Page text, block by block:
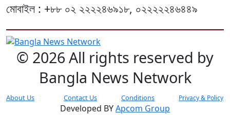
মোবাইল : +৮৮ ০২ ২২২২৪৬৯১৮, ০২২২২২৪৬৪৪৯
© 2026 All rights reserved by
Bangla News Network
About Us Contact Us Conditions Privacy & Policy
Developed BYApcom Group